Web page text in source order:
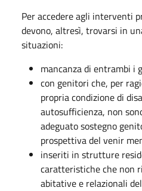
Per accedere agli interventi
devono, altresì, trovarsi in
situazioni:
mancanza di entrambi i
con genitori che, per
propria condizione di
autosufficienza, non
adeguato sostegno
prospettiva del venir
inseriti in strutture
caratteristiche che non
abitative e relazionali